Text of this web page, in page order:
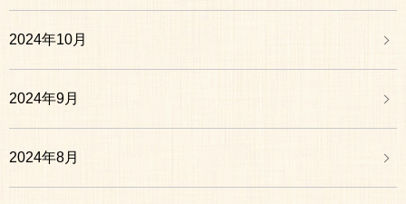
2024年10月
2024年9月
2024年8月